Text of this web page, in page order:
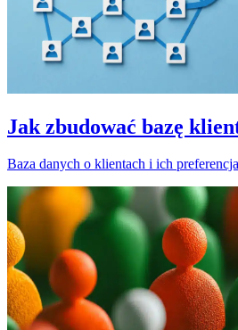
Jak zbudować bazę
Baza danych o klientach i ich